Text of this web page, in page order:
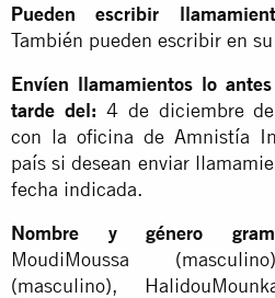
Pueden escribir
También pueden escribir en
Envíen llamamientos lo
tarde del: 4 de diciembre
con la oficina de Amnistía
país si desean enviar
fecha indicada.
Nombre y género
MoudiMoussa
(masculino),